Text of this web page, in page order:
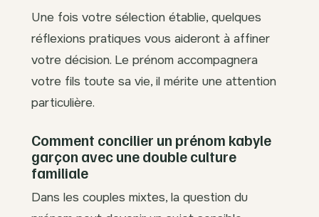
Une fois votre sélection établie, quelques
réflexions pratiques vous aideront à affiner
votre décision. Le prénom accompagnera
votre fils toute sa vie, il mérite une attention
particulière.
Comment concilier un prénom kabyle
garçon avec une double culture
familiale
Dans les couples mixtes, la question du